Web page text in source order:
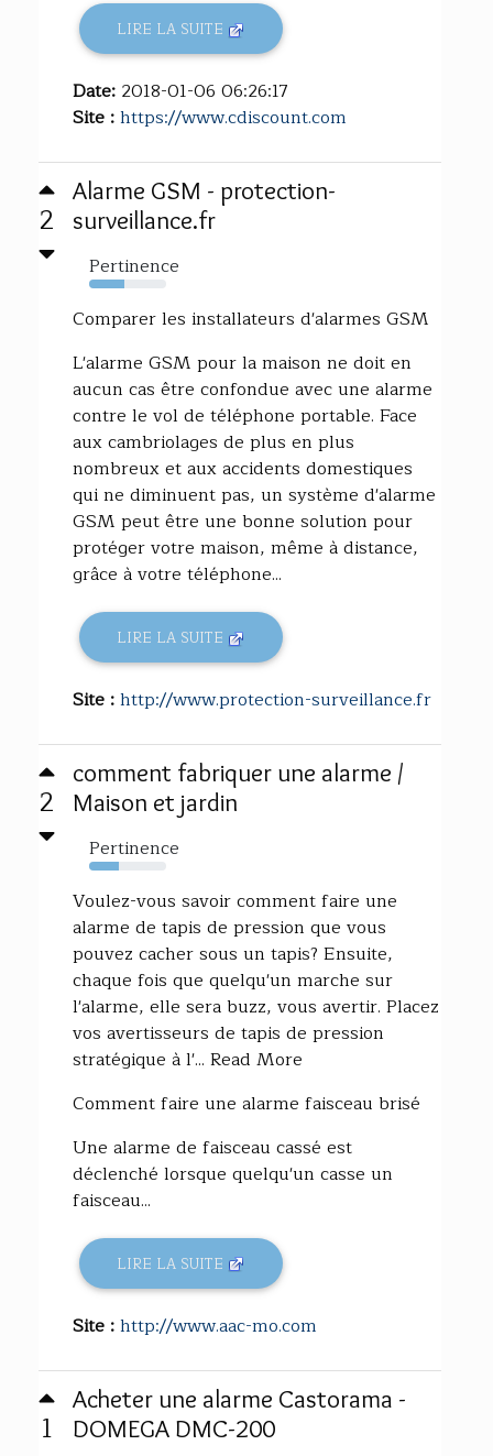
LIRE LA SUITE
Date: 2018-01-06 06:26:17
Site :https://www.cdiscount.com
2
Alarme GSM - protection-
surveillance.fr
Pertinence
45%
Comparer les installateurs d'alarmes GSM
L'alarme GSM pour la maison ne doit en
aucun cas être confondue avec une alarme
contre le vol de téléphone portable. Face
aux cambriolages de plus en plus
nombreux et aux accidents domestiques
qui ne diminuent pas, un système d'alarme
GSM peut être une bonne solution pour
protéger votre maison, même à distance,
grâce à votre téléphone...
LIRE LA SUITE
Site :http://www.protection-surveillance.fr
2
comment fabriquer une alarme /
Maison et jardin
Pertinence
39%
Voulez-vous savoir comment faire une
alarme de tapis de pression que vous
pouvez cacher sous un tapis? Ensuite,
chaque fois que quelqu'un marche sur
l'alarme, elle sera buzz, vous avertir. Placez
vos avertisseurs de tapis de pression
stratégique à l'... Read More
Comment faire une alarme faisceau brisé
Une alarme de faisceau cassé est
déclenché lorsque quelqu'un casse un
faisceau...
LIRE LA SUITE
Site :http://www.aac-mo.com
1
Acheter une alarme Castorama -
DOMEGA DMC-200